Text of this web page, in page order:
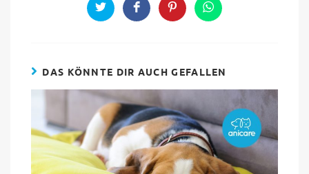
CONTENT
Opens
in
Opens
in
Opens
in
Opens
in
DAS KÖNNTE DIR AUCH GEFALLEN